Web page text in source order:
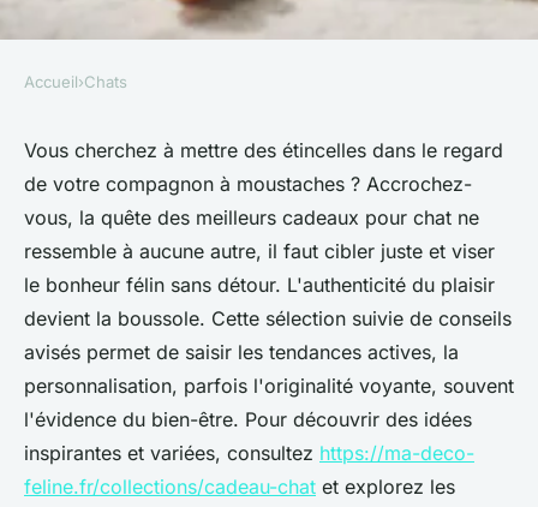
Les meilleurs cadeaux pour
chat : des surprises qui vont
ravir votre félin
Logan•28 février 2026•11 min de lecture
Accueil›Chats
Vous cherchez à mettre des étincelles dans le regard
de votre compagnon à moustaches ? Accrochez-
vous, la quête des meilleurs cadeaux pour chat ne
ressemble à aucune autre, il faut cibler juste et viser
le bonheur félin sans détour. L'authenticité du plaisir
devient la boussole. Cette sélection suivie de conseils
avisés permet de saisir les tendances actives, la
personnalisation, parfois l'originalité voyante, souvent
l'évidence du bien-être. Pour découvrir des idées
inspirantes et variées, consultez https://ma-deco-
feline.fr/collections/cadeau-chat et explorez les